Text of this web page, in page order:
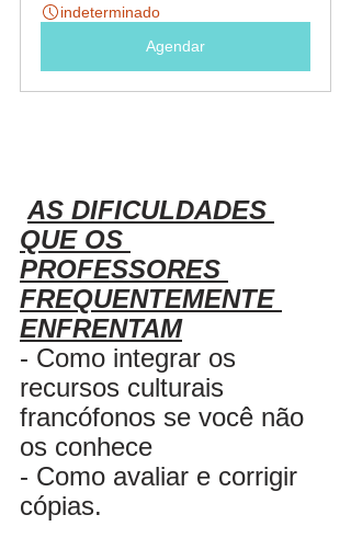
indeterminado
Agendar
AS DIFICULDADES
QUE OS
PROFESSORES
FREQUENTEMENTE
ENFRENTAM
- Como integrar os
recursos culturais
francófonos se você não
os conhece
- Como avaliar e corrigir
cópias.